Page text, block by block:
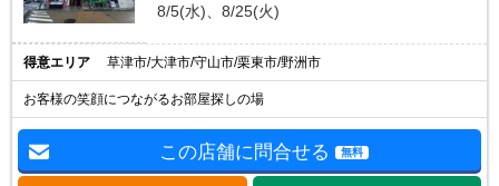
8/5(水)、8/25(火)
得意エリア 草津市/大津市/守山市/栗東市/野洲市
お客様の笑顔につながるお部屋探しの場
この店舗に問合せる 無料